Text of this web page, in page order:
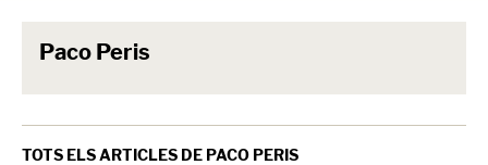
Paco Peris
TOTS ELS ARTICLES DE PACO PERIS